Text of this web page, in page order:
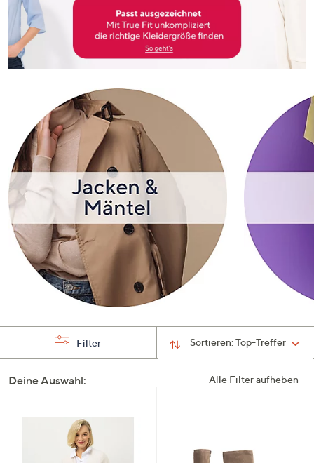
Sortieren:Top-Treffer
Filter
Alle Filter aufheben
Deine Auswahl: